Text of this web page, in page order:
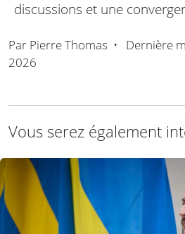
discussions et une
Par Pierre Thomas • Dernière
2026
Vous serez également